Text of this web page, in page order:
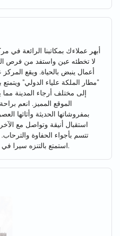
أبهر عملاءك بمكاتبنا الرائعة في
لا تخطئه عين واستفد من فرص
"مطار الملكة علياء الدولي"
إلى مختلف أرجاء المدينة
الموقع المميز. انعم
بمفروشاتها الحديثة وأثاثها
استقبال أنيقة وتواصل مع
تتسم بأجواء الحفاوة
استمتع بالتنزه سيرا في منطقة التسوق بشارع الوكالات.